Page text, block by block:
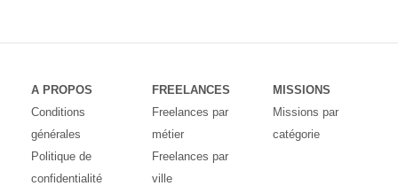
A PROPOS
Conditions
générales
Politique de
confidentialité
FREELANCES
Freelances par
métier
Freelances par
ville
MISSIONS
Missions par
catégorie